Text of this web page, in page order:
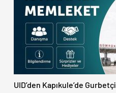
UID’den Kapıkule’de